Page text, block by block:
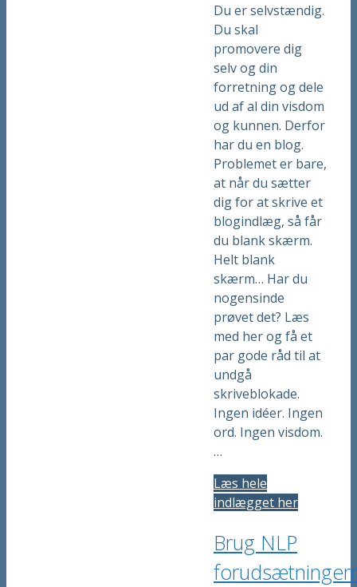
Du er selvstændig.
Du skal
promovere dig
selv og din
forretning og dele
ud af al din visdom
og kunnen. Derfor
har du en blog.
Problemet er bare,
at når du sætter
dig for at skrive et
blogindlæg, så får
du blank skærm.
Helt blank
skærm… Har du
nogensinde
prøvet det? Læs
med her og få et
par gode råd til at
undgå
skriveblokade.
Ingen idéer. Ingen
ord. Ingen visdom.
…
Læs hele
indlægget her
Brug NLP